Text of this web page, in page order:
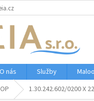
O nás Služby
1.30.242.602/0200 X